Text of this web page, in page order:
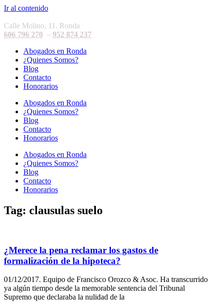
Ir al contenido
Calle Molino, 11. Ronda
606 796 270 – 952 874 237
Abogados en Ronda
¿Quienes Somos?
Blog
Contacto
Honorarios
Abogados en Ronda
¿Quienes Somos?
Blog
Contacto
Honorarios
Abogados en Ronda
¿Quienes Somos?
Blog
Contacto
Honorarios
Tag: clausulas suelo
¿Merece la pena reclamar los gastos de
formalización de la hipoteca?
01/12/2017. Equipo de Francisco Orozco & Asoc. Ha transcurrido
ya algún tiempo desde la memorable sentencia del Tribunal
Supremo que declaraba la nulidad de la